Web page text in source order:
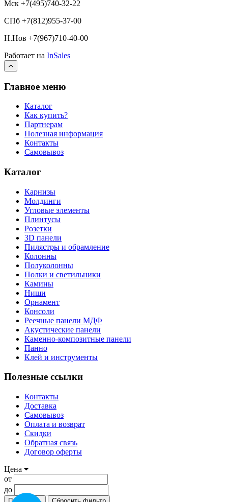
Мск +7(495)740-32-22
СПб +7(812)955-37-00
Н.Нов +7(967)710-40-00
Работает на InSales
Главное меню
Каталог
Как купить?
Партнерам
Полезная информация
Контакты
Самовывоз
Каталог
Карнизы
Молдинги
Угловые элементы
Плинтусы
Розетки
3D панели
Пилястры и обрамление
Колонны
Полуколонны
Полки и светильники
Камины
Ниши
Орнамент
Консоли
Реечные панели МДФ
Акустические панели
Каменно-композитные панели
Панно
Клей и инструменты
Полезные ссылки
Контакты
Доставка
Самовывоз
Оплата и возврат
Скидки
Обратная связь
Договор оферты
Цена
от
до